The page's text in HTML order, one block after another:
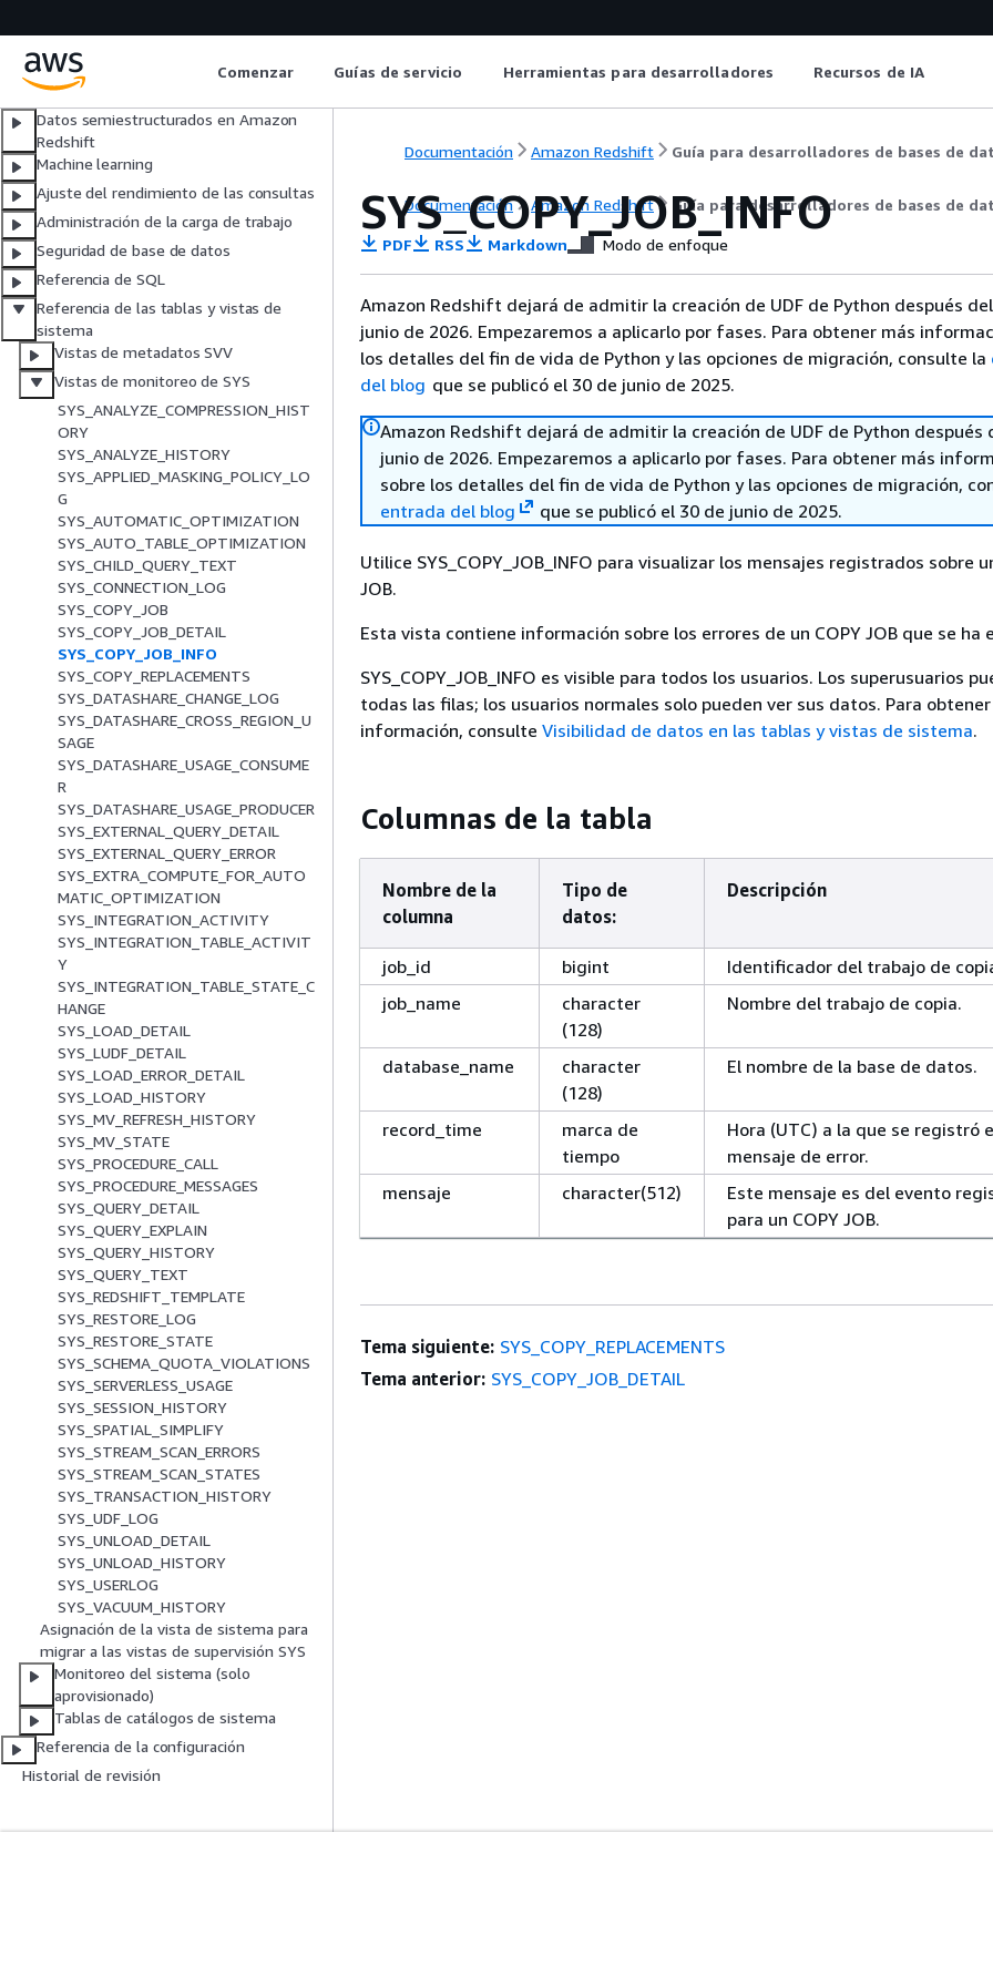
Comenzar Guías de servicio Herramientas para desarrolladores Recursos de IA
Consultas entre bases de datos
Compatibilidad con Apache Iceberg
Uso compartido de datos
Datos semiestructurados en Amazon
Redshift
Machine learning
‎‎‎‎Ajuste del rendimiento de las consul‎tas
Administración de la carga de trabajo
Seguridad de base de datos
Referencia de SQL
Referencia de las tablas y vistas de
sistema
Vistas de metadatos SVV
Vistas de monitoreo de SYS
SYS_ANALYZE_COMPRESSION_HIST
ORY
SYS_ANALYZE_HISTORY
SYS_APPLIED_MASKING_POLICY_LO
G
SYS_AUTOMATIC_OPTIMIZATION
SYS_AUTO_TABLE_OPTIMIZATION
SYS_CHILD_QUERY_TEXT
SYS_CONNECTION_LOG
SYS_COPY_JOB
SYS_COPY_JOB_DETAIL
SYS_COPY_JOB_INFO
SYS_COPY_REPLACEMENTS
SYS_DATASHARE_CHANGE_LOG
SYS_DATASHARE_CROSS_REGION_U
SAGE
SYS_DATASHARE_USAGE_CONSUME
R
SYS_DATASHARE_USAGE_PRODUCER
SYS_EXTERNAL_QUERY_DETAIL
SYS_EXTERNAL_QUERY_ERROR
SYS_EXTRA_COMPUTE_FOR_AUTO
MATIC_OPTIMIZATION
SYS_INTEGRATION_ACTIVITY
SYS_INTEGRATION_TABLE_ACTIVIT
Y
SYS_INTEGRATION_TABLE_STATE_C
HANGE
SYS_LOAD_DETAIL
SYS_LUDF_DETAIL
SYS_LOAD_ERROR_DETAIL
SYS_LOAD_HISTORY
SYS_MV_REFRESH_HISTORY
SYS_MV_STATE
SYS_PROCEDURE_CALL
SYS_PROCEDURE_MESSAGES
SYS_QUERY_DETAIL
SYS_QUERY_EXPLAIN
SYS_QUERY_HISTORY
SYS_QUERY_TEXT
SYS_REDSHIFT_TEMPLATE
SYS_RESTORE_LOG
SYS_RESTORE_STATE
SYS_SCHEMA_QUOTA_VIOLATIONS
SYS_SERVERLESS_USAGE
SYS_SESSION_HISTORY
SYS_SPATIAL_SIMPLIFY
SYS_STREAM_SCAN_ERRORS
SYS_STREAM_SCAN_STATES
SYS_TRANSACTION_HISTORY
SYS_UDF_LOG
SYS_UNLOAD_DETAIL
SYS_UNLOAD_HISTORY
SYS_USERLOG
SYS_VACUUM_HISTORY
Asignación de la vista de sistema para
migrar a las vistas de supervisión SYS
Monitoreo del sistema (solo
aprovisionado)
Tablas de catálogos de sistema
Referencia de la configuración
Historial de revisión
Documentación Amazon Redshift Guía para desarrolladores de bases de
Documentación Amazon Redshift Guía para desarrolladores de bases de
SYS_COPY_JOB_INFO
PDF RSS Markdown Modo de enfoque
Amazon Redshift dejará de admitir la creación de UDF de Python después
junio de 2026. Empezaremos a aplicarlo por fases. Para obtener más
los detalles del fin de vida de Python y las opciones de migración, consulte la
del blog que se publicó el 30 de junio de 2025.
Amazon Redshift dejará de admitir la creación de UDF de Python después
junio de 2026. Empezaremos a aplicarlo por fases. Para obtener más
sobre los detalles del fin de vida de Python y las opciones de migración,
entrada del blog
que se publicó el 30 de junio de 2025.
Utilice SYS_COPY_JOB_INFO para visualizar los mensajes registrados sobre
JOB.
Esta vista contiene información sobre los errores de un COPY JOB que se ha
SYS_COPY_JOB_INFO es visible para todos los usuarios. Los superusuarios
todas las filas; los usuarios normales solo pueden ver sus datos. Para
información, consulte Visibilidad de datos en las tablas y vistas de sistema.
Columnas de la tabla
Nombre de la
columna
Tipo de
datos:
Descripción
job_id bigint
Identificador del trabajo de
job_name
character
(128)
Nombre del trabajo de copia.
database_name
character
(128)
El nombre de la base de datos.
record_time
marca de
tiempo
Hora (UTC) a la que se registró
mensaje de error.
mensaje
character(512)
Este mensaje es del evento
para un COPY JOB.
Tema siguiente: SYS_COPY_REPLACEMENTS
Tema anterior: SYS_COPY_JOB_DETAIL